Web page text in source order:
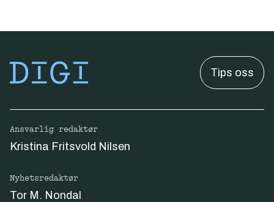
Tips oss
Ansvarlig redaktør
Kristina Fritsvold Nilsen
Nyhetsredaktør
Tor M. Nondal